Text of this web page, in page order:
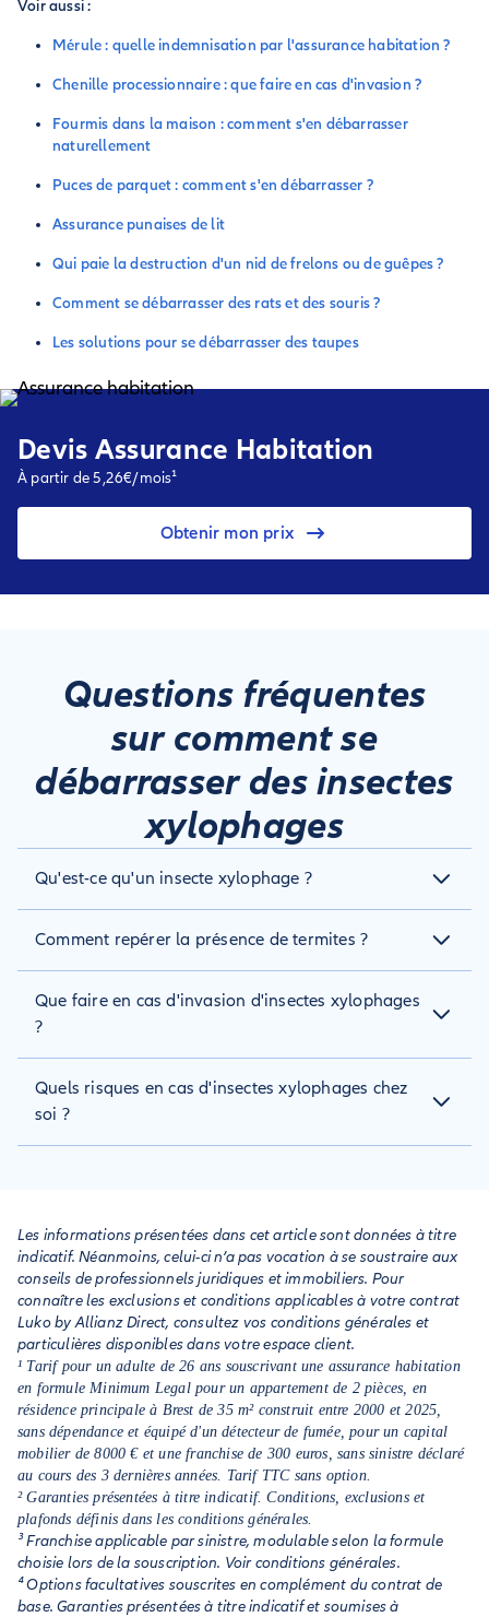
Voir aussi :
Mérule : quelle indemnisation par l'assurance habitation ?
Chenille processionnaire : que faire en cas d'invasion ?
Fourmis dans la maison : comment s'en débarrasser
naturellement
Puces de parquet : comment s'en débarrasser ?
Assurance punaises de lit
Qui paie la destruction d'un nid de frelons ou de guêpes ?
Comment se débarrasser des rats et des souris ?
Les solutions pour se débarrasser des taupes
Devis Assurance Habitation
À partir de 5,26€/mois¹
Obtenir mon prix
Questions fréquentes
sur comment se
débarrasser des insectes
xylophages
Qu'est-ce qu'un insecte xylophage ?
comme la termite, la vrillette, les capricornes, les lyctus ou
Comment repérer la présence de termites ?
les endroits sombres et humides (cave et greniers). Des
marques et trous dans vos meubles ou votre charpente sont
Que faire en cas d'invasion d'insectes xylophages
?
pulvérisez ou injectez un insecticide adapté. En cas d'invasion
sévère, contactez immédiatement un professionnel pour
Quels risques en cas d'insectes xylophages chez
soi ?
peuvent être fragilisées et menacer de s'écrouler.
Les informations présentées dans cet article sont données à titre
indicatif. Néanmoins, celui-ci n’a pas vocation à se soustraire aux
conseils de professionnels juridiques et immobiliers. Pour
connaître les exclusions et conditions applicables à votre contrat
Luko by Allianz Direct, consultez vos conditions générales et
particulières disponibles dans votre espace client.
¹ Tarif pour un adulte de 26 ans souscrivant une assurance habitation
en formule Minimum Legal pour un appartement de 2 pièces, en
résidence principale à Brest de 35 m² construit entre 2000 et 2025,
sans dépendance et équipé d'un détecteur de fumée, pour un capital
mobilier de 8000 € et une franchise de 300 euros, sans sinistre déclaré
au cours des 3 dernières années. Tarif TTC sans option.
² Garanties présentées à titre indicatif. Conditions, exclusions et
plafonds définis dans les conditions générales.
³ Franchise applicable par sinistre, modulable selon la formule
choisie lors de la souscription. Voir conditions générales.
⁴ Options facultatives souscrites en complément du contrat de
base. Garanties présentées à titre indicatif et soumises à